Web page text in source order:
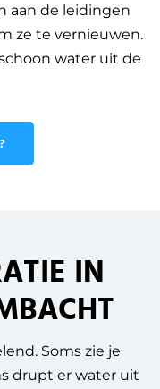
aan de leidingen
ze te vernieuwen.
water uit de
IN
Soms zie je
drupt er water uit